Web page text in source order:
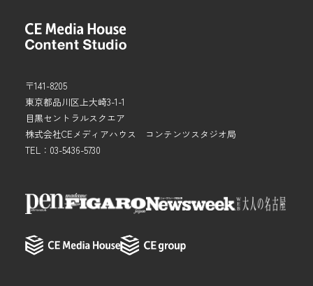
〒141-8205
東京都品川区上大崎3-1-1
目黒セントラルスクエア
株式会社CEメディアハウス コンテンツスタジオ局
TEL：03-5436-5730